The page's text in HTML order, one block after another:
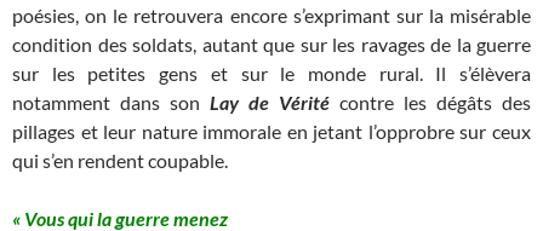
poésies, on le retrouvera encore s’exprimant sur la misérable
condition des soldats, autant que sur les ravages de la guerre
sur les petites gens et sur le monde rural. Il s’élèvera
notamment dans son Lay de Vérité contre les dégâts des
pillages et leur nature immorale en jetant l’opprobre sur ceux
qui s’en rendent coupable.
« Vous qui la guerre menez